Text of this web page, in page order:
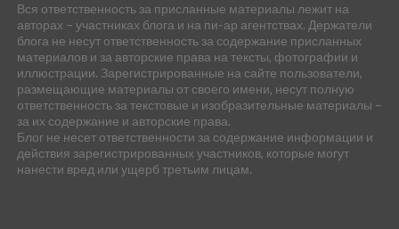
Вся ответственность за присланные материалы лежит на
авторах – участниках блога и на пи-ар агентствах. Держатели
блога не несут ответственность за содержание присланных
материалов и за авторские права на тексты, фотографии и
иллюстрации. Зарегистрированные на сайте пользователи,
размещающие материалы от своего имени, несут полную
ответственность за текстовые и изобразительные материалы –
за их содержание и авторские права.
Блог не несет ответственности за содержание информации и
действия зарегистрированных участников, которые могут
нанести вред или ущерб третьим лицам.